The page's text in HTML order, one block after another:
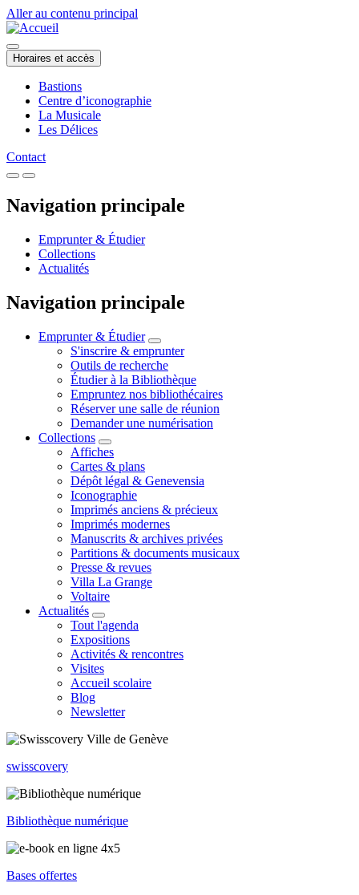
Aller au contenu principal
Horaires et accès
Bastions
Centre d’iconographie
La Musicale
Les Délices
Contact
Navigation principale
Emprunter & Étudier
Collections
Actualités
Navigation principale
Emprunter & Étudier
S'inscrire & emprunter
Outils de recherche
Étudier à la Bibliothèque
Empruntez nos bibliothécaires
Réserver une salle de réunion
Demander une numérisation
Collections
Affiches
Cartes & plans
Dépôt légal & Genevensia
Iconographie
Imprimés anciens & précieux
Imprimés modernes
Manuscrits & archives privées
Partitions & documents musicaux
Presse & revues
Villa La Grange
Voltaire
Actualités
Tout l'agenda
Expositions
Activités & rencontres
Visites
Accueil scolaire
Blog
Newsletter
swisscovery
Bibliothèque numérique
Bases offertes